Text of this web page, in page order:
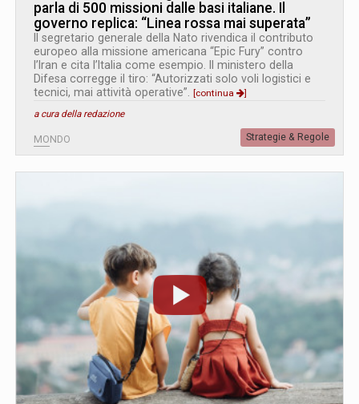
parla di 500 missioni dalle basi italiane. Il
governo replica: “Linea rossa mai superata”
Il segretario generale della Nato rivendica il contributo
europeo alla missione americana “Epic Fury” contro
l’Iran e cita l’Italia come esempio. Il ministero della
Difesa corregge il tiro: “Autorizzati solo voli logistici e
tecnici, mai attività operative”. [continua
]
a cura della redazione
MONDO Strategie & Regole